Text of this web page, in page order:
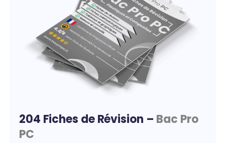
204 Fiches de Révision – Bac Pro
PC